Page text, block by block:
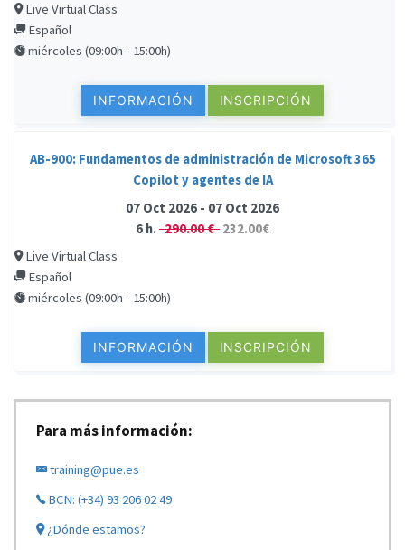
Live Virtual Class
Español
miércoles (09:00h - 15:00h)
INFORMACIÓN INSCRIPCIÓN
AB-900: Fundamentos de administración de Microsoft 365
Copilot y agentes de IA
07 Oct 2026 - 07 Oct 2026
6 h.290.00 € 232.00€
Live Virtual Class
Español
miércoles (09:00h - 15:00h)
INFORMACIÓN INSCRIPCIÓN
Para más información:
training@pue.es
BCN: (+34) 93 206 02 49
¿Dónde estamos?